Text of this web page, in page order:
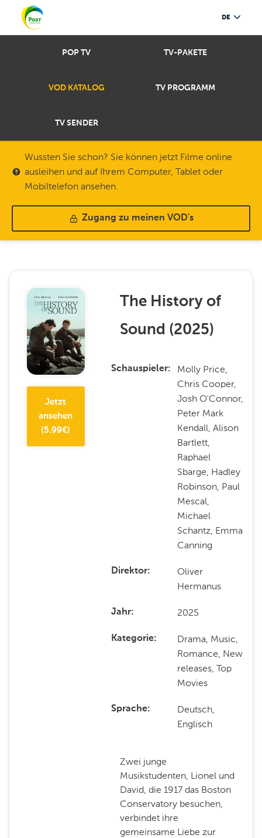
DE
POP TV TV-PAKETE
VOD KATALOG TV PROGRAMM
TV SENDER
Wussten Sie schon? Sie können jetzt Filme online
ausleihen und auf Ihrem Computer, Tablet oder
Mobiltelefon ansehen.
Zugang zu meinen VOD's
Jetzt
ansehen
(5.99€)
The History of
Sound (2025)
Schauspieler
Molly Price,
Chris Cooper,
Josh O'Connor,
Peter Mark
Kendall, Alison
Bartlett,
Raphael
Sbarge, Hadley
Robinson, Paul
Mescal,
Michael
Schantz, Emma
Canning
Direktor
Oliver
Hermanus
Jahr 2025
Kategorie
Drama, Music,
Romance, New
releases, Top
Movies
Sprache
Deutsch,
Englisch
Zwei junge
Musikstudenten, Lionel und
David, die 1917 das Boston
Conservatory besuchen,
verbindet ihre
gemeinsame Liebe zur